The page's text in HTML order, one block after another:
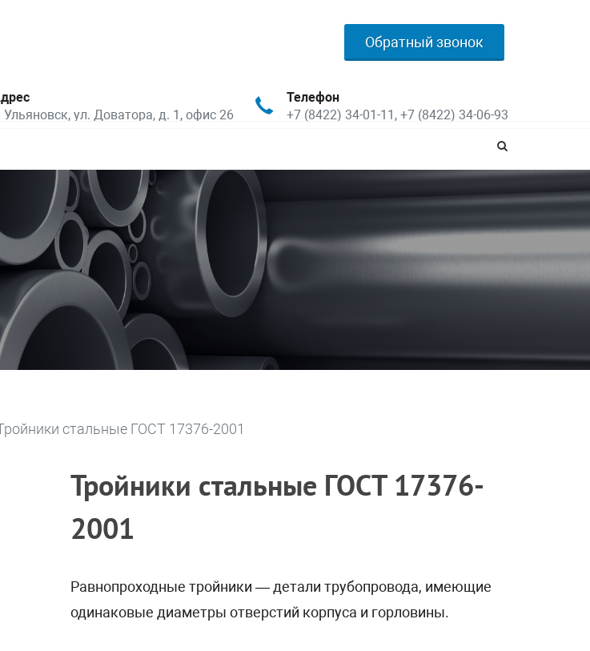
Обратный звонок
Ульяновск, ул. Доватора, д. 1, офис 26
Телефон
+7 (8422) 34-01-11, +7 (8422) 34-06-93
стальные ГОСТ 17376-2001
Тройники стальные ГОСТ 17376-
2001
Равнопроходные тройники — детали трубопровода, имеющие
одинаковые диаметры отверстий корпуса и горловины.